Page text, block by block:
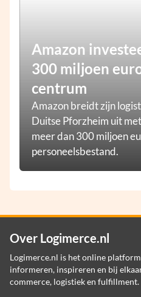
Amazon
300 miljoen
centrum
Amazon breidt zijn
Duitse Pforzheim uit
meer dan 300 miljoen
personeelsbestand.
Over Logimerce.nl
Logimerce.nl is het online
informeren, inspireren en bij
commerce, logistiek en fulfillment.